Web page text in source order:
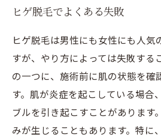
ヒゲ脱毛でよくある失敗
ヒゲ脱毛は男性にも女性にも人気
すが、やり方によっては失敗する
の一つに、施術前に肌の状態を確
す。肌が炎症を起こしている場合
ブルを引き起こすことがあります
みが生じることもあります。特に